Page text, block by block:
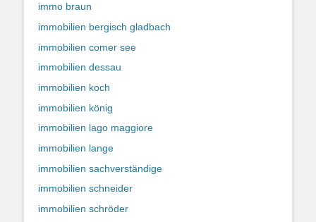
immo braun
immobilien bergisch gladbach
immobilien comer see
immobilien dessau
immobilien koch
immobilien könig
immobilien lago maggiore
immobilien lange
immobilien sachverständige
immobilien schneider
immobilien schröder